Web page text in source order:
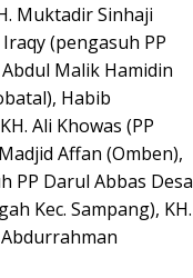
Muktadir Sinhaji
(pengasuh PP
Malik Hamidin
Habib
Ali Khowas (PP
Affan (Omben),
PP Darul Abbas Desa
Kec. Sampang), KH.